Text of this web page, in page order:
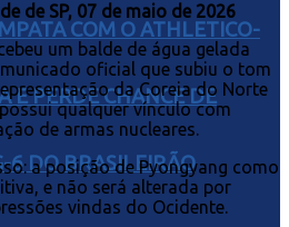
COM O ATHLETICO-
E PERDE CHANCE DE
6 DO BRASILEIRÃO
de SP, 07 de maio de 2026
um balde de água gelada
oficial que subiu o tom
da Coreia do Norte
qualquer vínculo com
de armas nucleares.
a posição de Pyongyang como
e não será alterada por
vindas do Ocidente.